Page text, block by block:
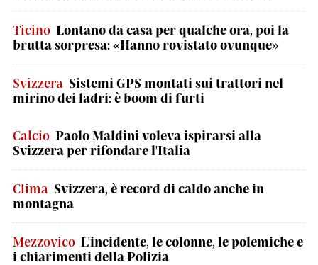
Ticino Lontano da casa per qualche ora, poi la
brutta sorpresa: «Hanno rovistato ovunque»
Svizzera Sistemi GPS montati sui trattori nel
mirino dei ladri: è boom di furti
Calcio Paolo Maldini voleva ispirarsi alla
Svizzera per rifondare l'Italia
Clima Svizzera, è record di caldo anche in
montagna
Mezzovico L'incidente, le colonne, le polemiche e
i chiarimenti della Polizia